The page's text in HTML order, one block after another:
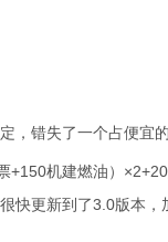
，错失了一个占便宜的
+150机建燃油）
快更新到了3.0版本，